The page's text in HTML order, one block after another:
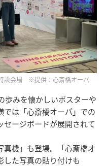
特設会場 ※提供：心斎橋オーパ
歩みを懐かしいポスターや
では「心斎橋オーパ」での
セージボードが展開されて
真機」も登場。「心斎橋オ
した写真の貼り付けも